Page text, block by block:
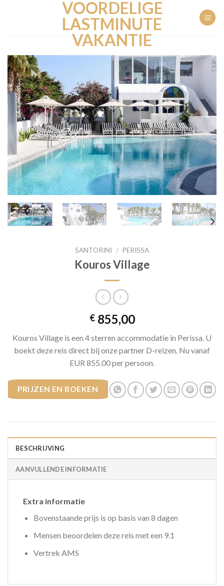
VOORDELIGE
LASTMINUTE
VAKANTIE
SANTORINI / PERISSA
Kouros Village
€855,00
Kouros Village is een 4 sterren accommodatie in Perissa. U
boekt deze reis direct bij onze partner D-reizen. Nu vanaf
EUR 855.00 per persoon.
PRIJZEN EN BOEKEN
BESCHRIJVING
AANVULLENDE INFORMATIE
Extra informatie
Bovenstaande prijs is op basis van 8 dagen
Mensen beoordelen deze reis met een 9.1
Vertrek AMS